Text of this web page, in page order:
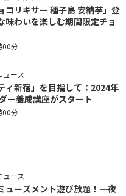
コリキサー 種子島 安納芋」登
味わいを楽しむ期間限定チョ
00分
ース
ィ新宿」を目指して：2024年
ー養成講座がスタート
00分
ース
ューズメント遊び放題！一夜